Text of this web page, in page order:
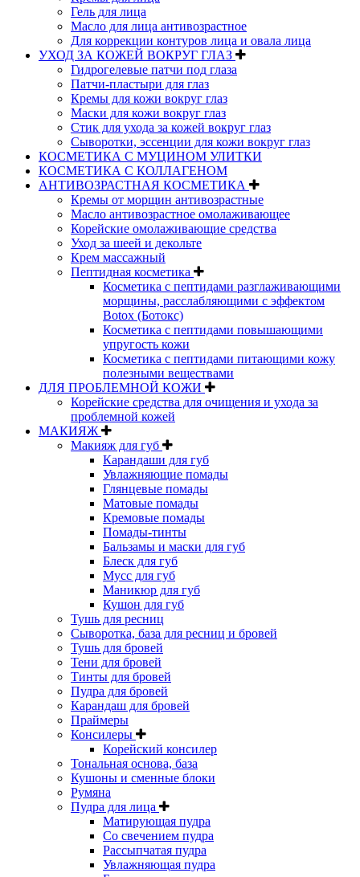
Гель для лица
Масло для лица антивозрастное
Для коррекции контуров лица и овала лица
УХОД ЗА КОЖЕЙ ВОКРУГ ГЛАЗ
Гидрогелевые патчи под глаза
Патчи-пластыри для глаз
Кремы для кожи вокруг глаз
Маски для кожи вокруг глаз
Стик для ухода за кожей вокруг глаз
Сыворотки, эссенции для кожи вокруг глаз
КОСМЕТИКА С МУЦИНОМ УЛИТКИ
КОСМЕТИКА С КОЛЛАГЕНОМ
АНТИВОЗРАСТНАЯ КОСМЕТИКА
Кремы от морщин антивозрастные
Масло антивозрастное омолаживающее
Корейские омолаживающие средства
Уход за шеей и декольте
Крем массажный
Пептидная косметика
Косметика с пептидами разглаживающими
морщины, расслабляющими с эффектом
Botox (Ботокс)
Косметика с пептидами повышающими
упругость кожи
Косметика с пептидами питающими кожу
полезными веществами
ДЛЯ ПРОБЛЕМНОЙ КОЖИ
Корейские средства для очищения и ухода за
проблемной кожей
МАКИЯЖ
Макияж для губ
Карандаши для губ
Увлажняющие помады
Глянцевые помады
Матовые помады
Кремовые помады
Помады-тинты
Бальзамы и маски для губ
Блеск для губ
Мусс для губ
Маникюр для губ
Кушон для губ
Тушь для ресниц
Сыворотка, база для ресниц и бровей
Тушь для бровей
Тени для бровей
Тинты для бровей
Пудра для бровей
Карандаш для бровей
Праймеры
Консилеры
Корейский консилер
Тональная основа, база
Кушоны и сменные блоки
Румяна
Пудра для лица
Матирующая пудра
Со свечением пудра
Рассыпчатая пудра
Увлажняющая пудра